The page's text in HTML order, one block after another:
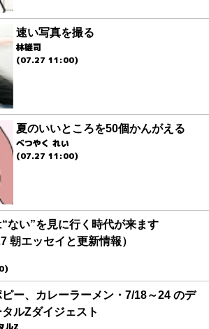
速い写真を撮る
林雄司
(07.27 11:00)
夏のいいところを50個かんがえる
べつやく れい
(07.27 11:00)
ない”を見に行く時代が来ます
朝エッセイと更新情報）
ピー、カレーラーメン・7/18～24 のデ
ルZダイジェスト
ルZ